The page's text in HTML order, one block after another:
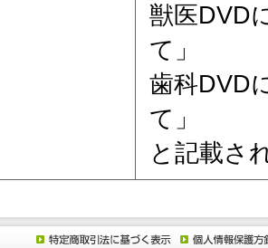
獣医DVD
て」
歯科DVD
て」
と記載さ